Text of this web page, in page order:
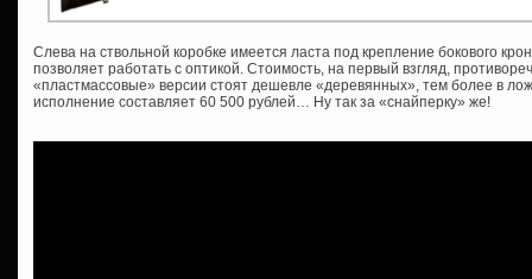
Слева на ствольной коробке имеется ласта под крепление бокового
позволяет работать с оптикой. Стоимость, на первый взгляд,
«пластмассовые» версии стоят дешевле «деревянных», тем более в
исполнение составляет 60 500 рублей… Ну так за «снайперку» же!